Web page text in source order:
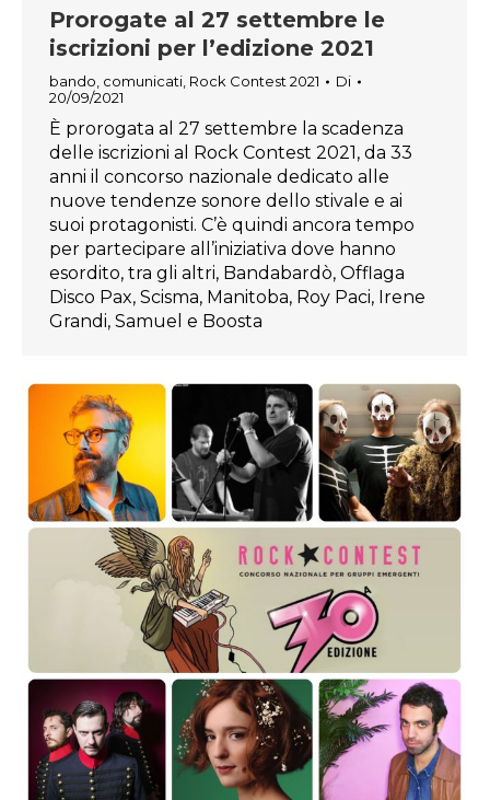
Prorogate al 27 settembre le
iscrizioni per l’edizione 2021
bando comunicati Rock Contest 2021
Di
20/09/2021
È prorogata al 27 settembre la scadenza
delle iscrizioni al Rock Contest 2021, da 33
anni il concorso nazionale dedicato alle
nuove tendenze sonore dello stivale e ai
suoi protagonisti. C’è quindi ancora tempo
per partecipare all’iniziativa dove hanno
esordito, tra gli altri, Bandabardò, Offlaga
Disco Pax, Scisma, Manitoba, Roy Paci, Irene
Grandi, Samuel e Boosta